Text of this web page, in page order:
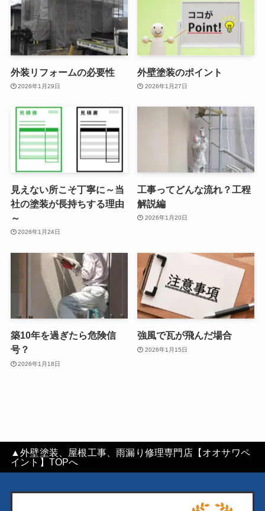
外装リフォームの必要性
2026年1月29日
外壁塗装のポイント
2026年1月27日
見えない所こそ丁寧に～当
社の塗装が長持ちする理由
～
2026年1月24日
工事ってどんな流れ？工程
解説編
2026年1月20日
築10年を過ぎたら危険信
号？
2026年1月18日
強風で瓦が飛んだ場合
2026年1月15日
▲外壁塗装、屋根工事、雨漏り修理専門店【オオサワペ
イント】TOPへ